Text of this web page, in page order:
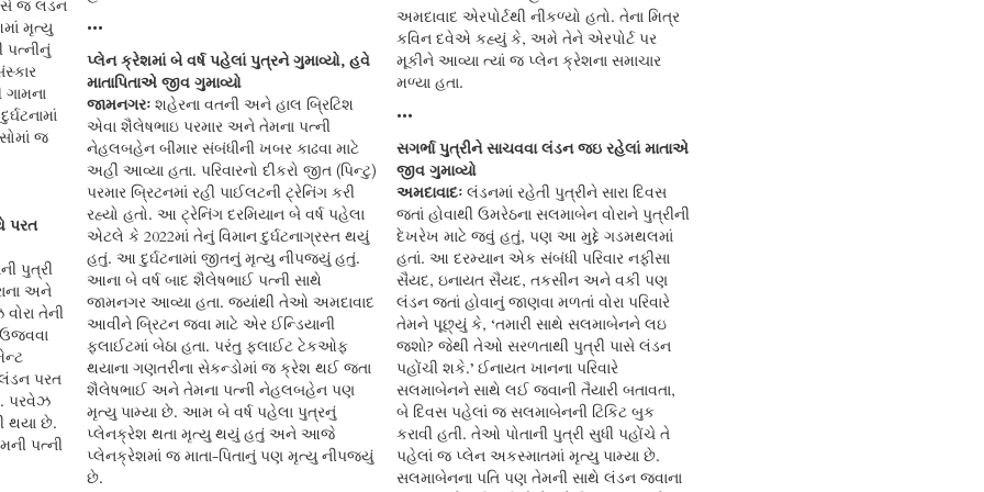
જ લંડન
મૃત્યુ
પત્નીનું
જ
પરત
પુત્રી
અને
તેની
ઉજવવા
પરત
પરવેઝ
થયા છે.
પત્ની
•••
પ્લેન ક્રેશમાં બે વર્ષ પહેલાં પુત્રને ગુમાવ્યો, હવે
માતાપિતાએ જીવ ગુમાવ્યો
જામનગરઃ શહેરના વતની અને હાલ બ્રિટિશ
એવા શૈલેષભાઇ પરમાર અને તેમના પત્ની
નેહલબહેન બીમાર સંબંધીની ખબર કાઢવા માટે
અહીં આવ્યા હતા. પરિવારનો દીકરો જીત (પિન્ટુ)
પરમાર બ્રિટનમાં રહી પાઈલટની ટ્રેનિંગ કરી
રહ્યો હતો. આ ટ્રેનિંગ દરમિયાન બે વર્ષ પહેલા
એટલે કે 2022માં તેનું વિમાન દુર્ઘટનાગ્રસ્ત થયું
હતું. આ દુર્ઘટનામાં જીતનું મૃત્યુ નીપજ્યું હતું.
આના બે વર્ષ બાદ શૈલેષભાઈ પત્ની સાથે
જામનગર આવ્યા હતા. જ્યાંથી તેઓ અમદાવાદ
આવીને બ્રિટન જવા માટે એર ઈન્ડિયાની
ફ્લાઈટમાં બેઠા હતા. પરંતુ ફ્લાઈટ ટેકઓફ
થયાના ગણતરીના સેકન્ડોમાં જ ક્રેશ થઈ જતા
શૈલેષભાઈ અને તેમના પત્ની નેહલબહેન પણ
મૃત્યુ પામ્યા છે. આમ બે વર્ષ પહેલા પુત્રનું
પ્લેનક્રેશ થતા મૃત્યુ થયું હતું અને આજે
પ્લેનક્રેશમાં જ માતા-પિતાનું પણ મૃત્યુ નીપજ્યું
છે.
અમદાવાદ એરપોર્ટથી નીકળ્યો હતો. તેના મિત્ર
કવિન દવેએ કહ્યું કે, અમે તેને એરપોર્ટ પર
મૂકીને આવ્યા ત્યાં જ પ્લેન ક્રેશના સમાચાર
મળ્યા હતા.
•••
સગર્ભા પુત્રીને સાચવવા લંડન જઇ રહેલાં માતાએ
જીવ ગુમાવ્યો
અમદાવાદઃલંડનમાં રહેતી પુત્રીને સારા દિવસ
જતાં હોવાથી ઉમરેઠના સલમાબેન વોરાને પુત્રીની
દેખરેખ માટે જવું હતું, પણ આ મુદ્દે ગડમથલમાં
હતાં. આ દરમ્યાન એક સંબંધી પરિવાર નફીસા
સૈયદ, ઇનાયત સૈયદ, તકસીન અને વકી પણ
લંડન જતાં હોવાનું જાણવા મળતાં વોરા પરિવારે
તેમને પૂછ્યું કે, ‘તમારી સાથે સલમાબેનને લઇ
જશો? જેથી તેઓ સરળતાથી પુત્રી પાસે લંડન
પહોંચી શકે.’ ઈનાયત ખાનના પરિવારે
સલમાબેનને સાથે લઈ જવાની તૈયારી બતાવતા,
બે દિવસ પહેલાં જ સલમાબેનની ટિકિટ બુક
કરાવી હતી. તેઓ પોતાની પુત્રી સુધી પહોંચે તે
પહેલાં જ પ્લેન અકસ્માતમાં મૃત્યુ પામ્યા છે.
સલમાબેનના પતિ પણ તેમની સાથે લંડન જવાના